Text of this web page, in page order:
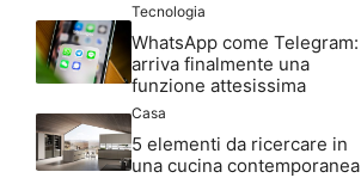
Tecnologia
WhatsApp come Telegram:
arriva finalmente una
funzione attesissima
Casa
5 elementi da ricercare in
una cucina contemporanea